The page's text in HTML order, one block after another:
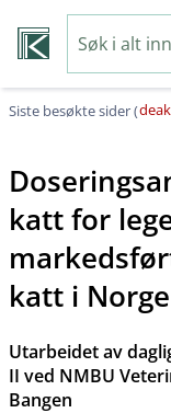
Siste besøkte sider (
katt for
katt i Norge
Utarbeidet av
II ved NMBU
Bangen